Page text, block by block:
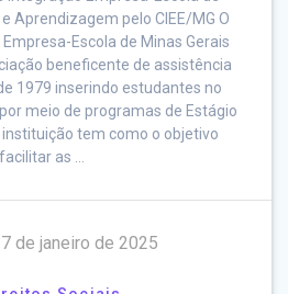
Aprendizagem pelo CIEE/MG O
Escola de Minas Gerais
beneficente de assistência
1979 inserindo estudantes no
meio de programas de Estágio
tem como o objetivo
facilitar as …
de janeiro de 2025